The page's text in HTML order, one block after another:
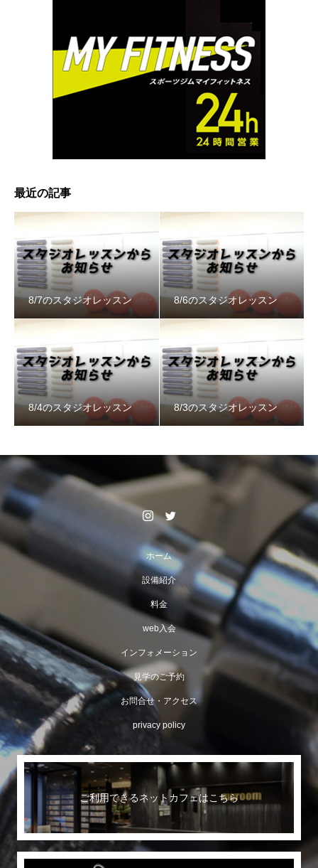
最近の記事
8/7のスタジオレッスン 8/6のスタジオレッスン
8/4のスタジオレッスン 8/3のスタジオレッスン
ホーム
設備紹介
料金
web入会
インフォメーション
見学のご予約
お問合せ・アクセス
privacy policy
ご利用できるネットカフェはこちら